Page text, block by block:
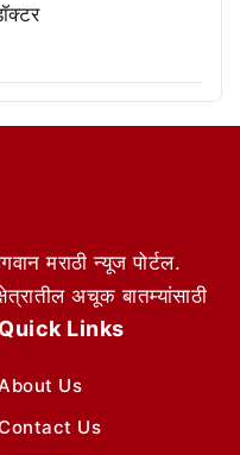
मराठी न्यूज पोर्टल.
अचूक बातम्यांसाठी
Quick Links
Us
Us